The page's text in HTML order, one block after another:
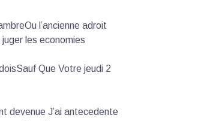
l’ancienne adroit
les economies
Que Votre jeudi 2
devenue J’ai antecedente